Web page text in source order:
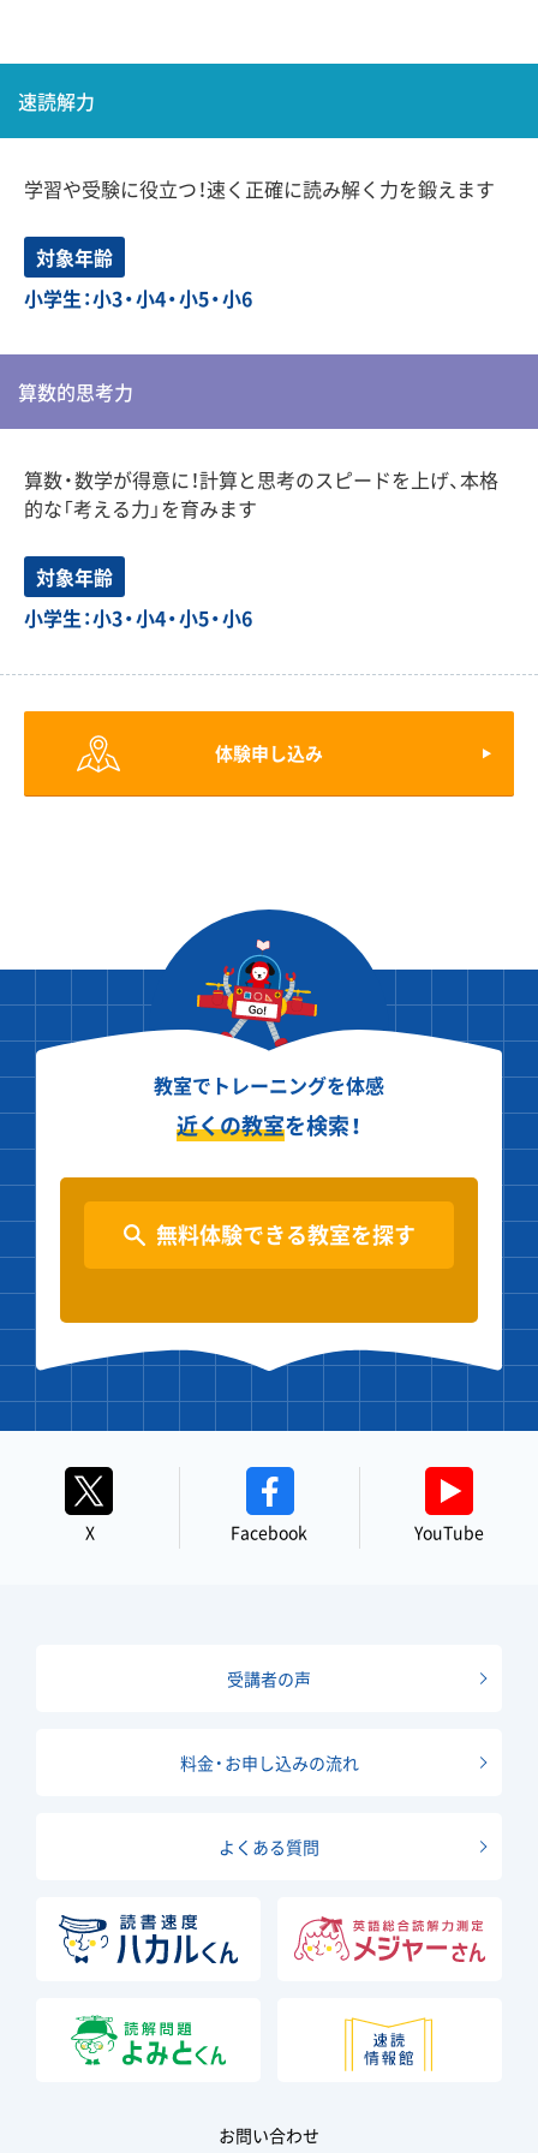
速読解力
学習や受験に役立つ！速く正確に読み解く力を鍛えます
対象年齢
小学生：小3・小4・小5・小6
算数的思考力
算数・数学が得意に！計算と思考のスピードを上げ、本格
的な「考える力」を育みます
対象年齢
小学生：小3・小4・小5・小6
体験申し込み
教室でトレーニングを体感
近くの教室を検索！
無料体験できる教室を探す
X Facebook YouTube
受講者の声
料金・お申し込みの流れ
よくある質問
お問い合わせ